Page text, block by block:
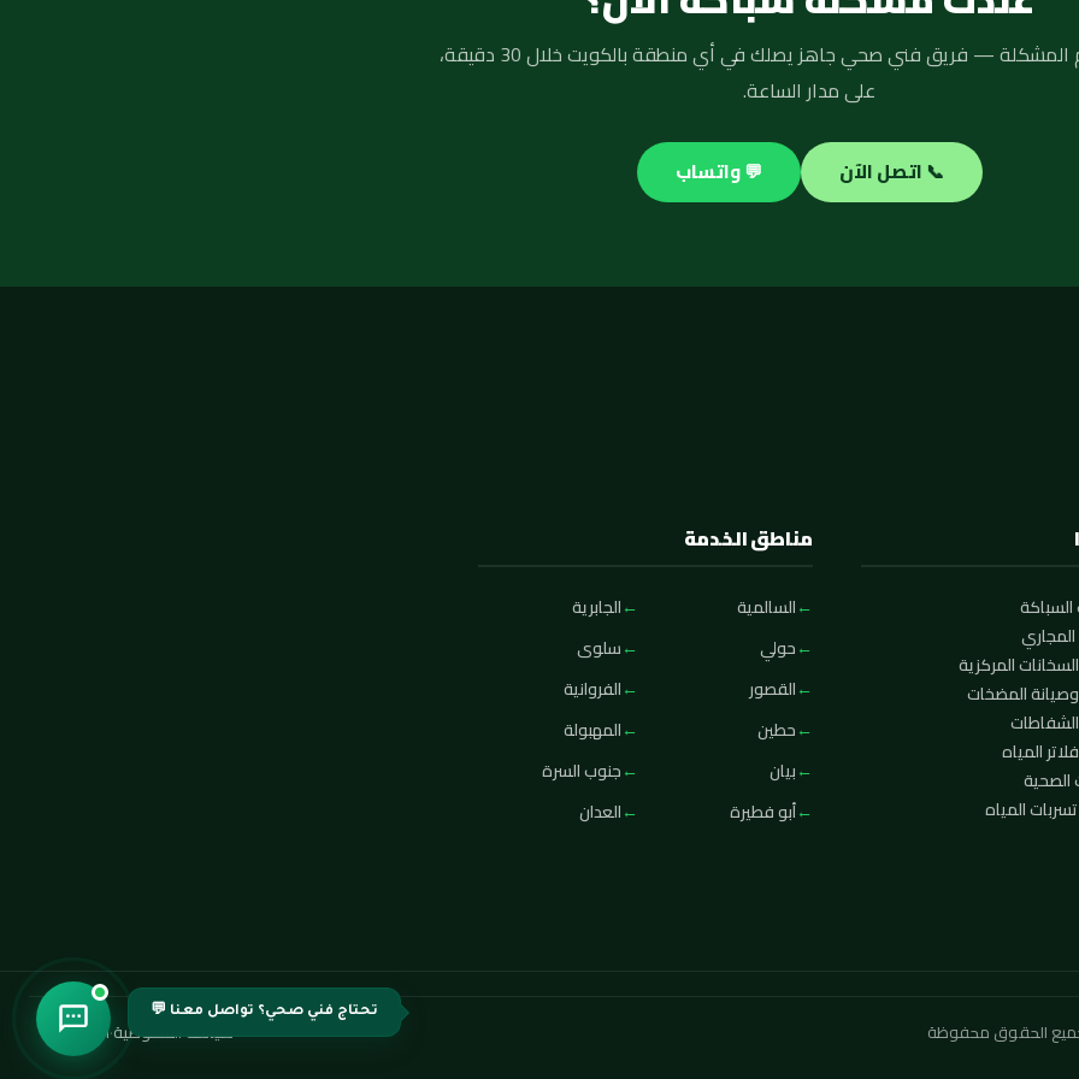
لا تنتظر تفاقم المشكلة — فريق فني صحي جاهز يصلك في أي منطقة بالكويت خلال 30 دقيقة،
على مدار الساعة.
📞 اتصل الآن 💬 واتساب
المركزية
المضخات
المياه
الصحية
المياه
مناطق الخدمة
السالمية
الجابرية
حولي
سلوى
القصور
الفروانية
حطين
المهبولة
بيان
جنوب السرة
أبو فطيرة
العدان
سياسة الخصوصية·اتصل بنا
تحتاج فني صحي؟ تواصل معنا 💬